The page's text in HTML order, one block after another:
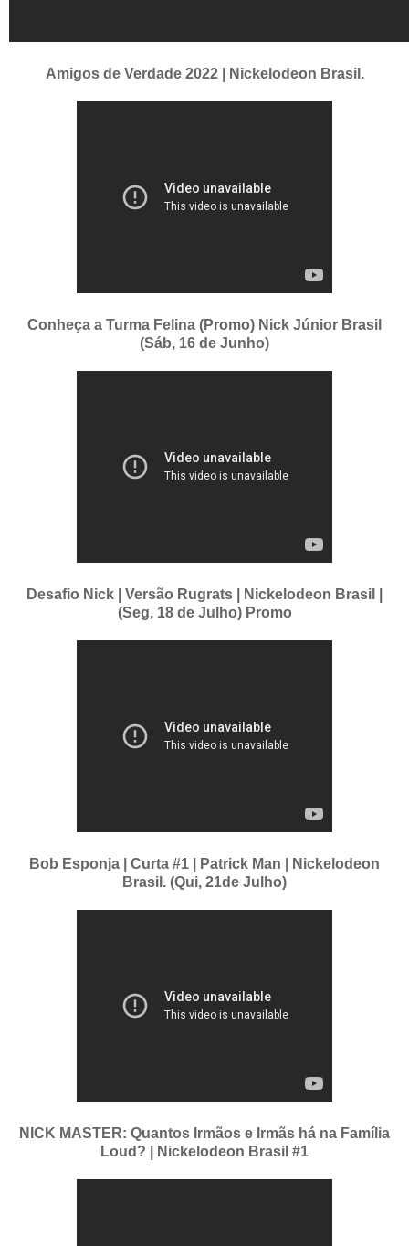
Amigos de Verdade 2022 | Nickelodeon Brasil.
Conheça a Turma Felina (Promo) Nick Júnior Brasil
(Sáb, 16 de Junho)
Desafio Nick | Versão Rugrats | Nickelodeon Brasil |
(Seg, 18 de Julho) Promo
Bob Esponja | Curta #1 | Patrick Man | Nickelodeon
Brasil. (Qui, 21de Julho)
NICK MASTER: Quantos Irmãos e Irmãs há na Família
Loud? | Nickelodeon Brasil #1